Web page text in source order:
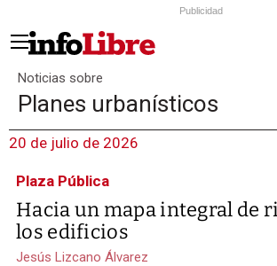
Publicidad
Noticias sobre
Planes urbanísticos
20 de julio de 2026
Plaza Pública
Hacia un mapa integral de
los edificios
Jesús Lizcano Álvarez